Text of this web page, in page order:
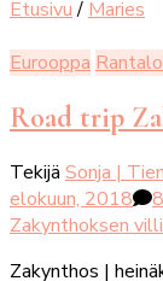
Etusivu / Maries
Eurooppa
Road trip
Tekijä Sonja |
elokuun, 2018
Zakynthoksen
Zakynthos |